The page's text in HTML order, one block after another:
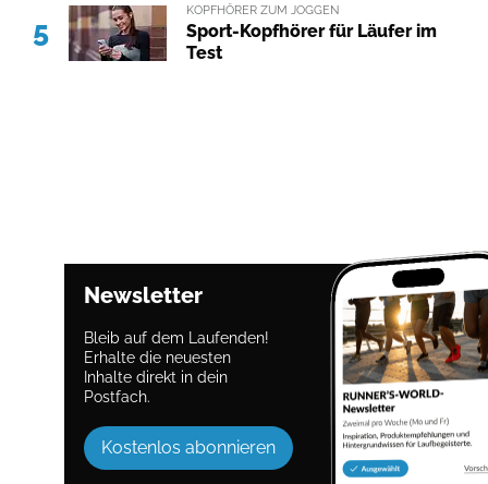
5
KOPFHÖRER ZUM JOGGEN
Sport-Kopfhörer für Läufer im
Test
Newsletter
Bleib auf dem Laufenden!
Erhalte die neuesten
Inhalte direkt in dein
Postfach.
Kostenlos abonnieren